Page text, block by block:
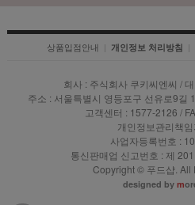
상품입점안내 | 개인정보 처리방침 |
회사 : 주식회사 쿠키씨엔씨 /
주소 : 서울특별시 영등포구 선유로9길
고객센터 : 1577-2126 /
개인정보관리책
사업자등록번호 :
통신판매업 신고번호 : 제
Copyright © 푸드샵. All
designed by m